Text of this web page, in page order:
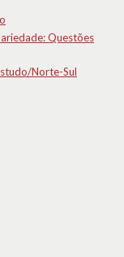
Questões
Norte-Sul